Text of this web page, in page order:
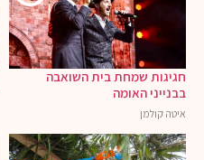
חגיגות שמחת בית השואבה
בבנייני האומה
איטה קולמן